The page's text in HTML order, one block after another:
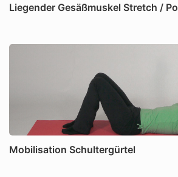
Liegender Gesäßmuskel Stretch / Po
Mobilisation Schultergürtel